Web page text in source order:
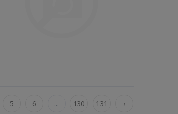
5 6 ... 130 131 ›